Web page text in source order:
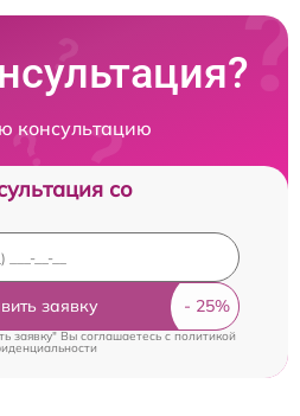
консультацию
со
заявку
заявку" Вы соглашаетесь c политикой